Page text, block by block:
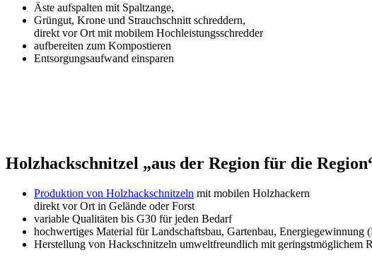
Äste aufspalten mit Spaltzange,
Grüngut, Krone und Strauchschnitt schreddern,
direkt vor Ort mit mobilem Hochleistungsschredder
aufbereiten zum Kompostieren
Entsorgungsaufwand einsparen
Holzhackschnitzel „aus der Region für die
Produktion von Holzhackschnitzeln mit mobilen Holzhackern
direkt vor Ort in Gelände oder Forst
variable Qualitäten bis G30 für jeden Bedarf
hochwertiges Material für Landschaftsbau, Gartenbau, Energiegewinnung
Herstellung von Hackschnitzeln umweltfreundlich mit geringstmöglichem